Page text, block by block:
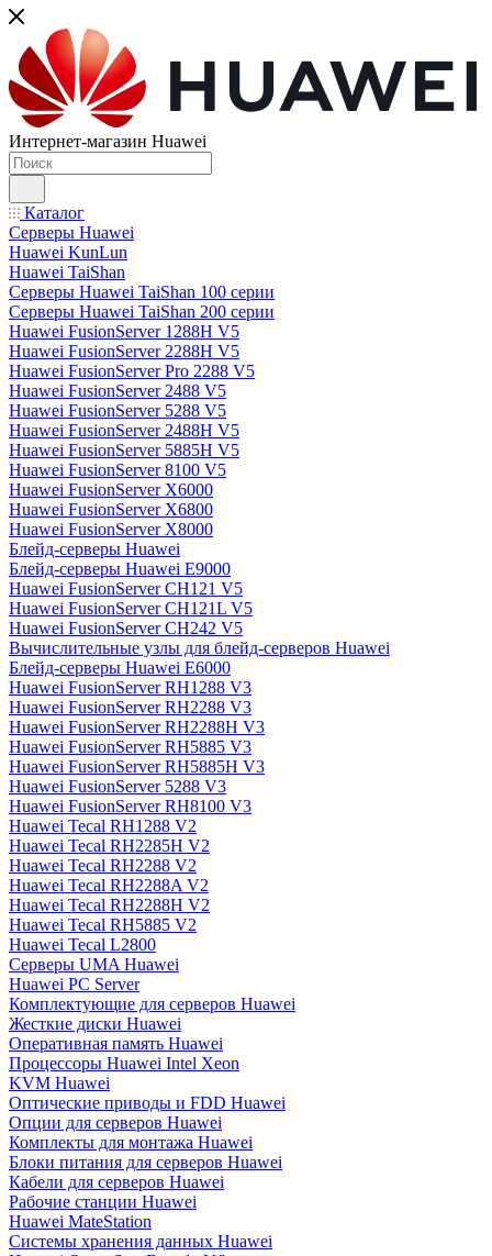
Интернет-магазин Huawei
Каталог
Серверы Huawei
Huawei KunLun
Huawei TaiShan
Серверы Huawei TaiShan 100 серии
Серверы Huawei TaiShan 200 серии
Huawei FusionServer 1288H V5
Huawei FusionServer 2288H V5
Huawei FusionServer Pro 2288 V5
Huawei FusionServer 2488 V5
Huawei FusionServer 5288 V5
Huawei FusionServer 2488H V5
Huawei FusionServer 5885H V5
Huawei FusionServer 8100 V5
Huawei FusionServer X6000
Huawei FusionServer X6800
Huawei FusionServer X8000
Блейд-серверы Huawei
Блейд-серверы Huawei E9000
Huawei FusionServer CH121 V5
Huawei FusionServer CH121L V5
Huawei FusionServer CH242 V5
Вычислительные узлы для блейд-серверов Huawei
Блейд-серверы Huawei E6000
Huawei FusionServer RH1288 V3
Huawei FusionServer RH2288 V3
Huawei FusionServer RH2288H V3
Huawei FusionServer RH5885 V3
Huawei FusionServer RH5885H V3
Huawei FusionServer 5288 V3
Huawei FusionServer RH8100 V3
Huawei Tecal RH1288 V2
Huawei Tecal RH2285H V2
Huawei Tecal RH2288 V2
Huawei Tecal RH2288A V2
Huawei Tecal RH2288H V2
Huawei Tecal RH5885 V2
Huawei Tecal L2800
Серверы UMA Huawei
Huawei PC Server
Комплектующие для серверов Huawei
Жесткие диски Huawei
Оперативная память Huawei
Процессоры Huawei Intel Xeon
KVM Huawei
Оптические приводы и FDD Huawei
Опции для серверов Huawei
Комплекты для монтажа Huawei
Блоки питания для серверов Huawei
Кабели для серверов Huawei
Рабочие станции Huawei
Huawei MateStation
Системы хранения данных Huawei